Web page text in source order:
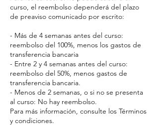
curso, el reembolso dependerá del plazo
de preaviso comunicado por escrito:
- Más de 4 semanas antes del curso:
reembolso del 100%, menos los gastos de
transferencia bancaria
- Entre 2 y 4 semanas antes del curso:
reembolso del 50%, menos gastos de
transferencia bancaria.
- Menos de 2 semanas, o si no se presenta
al curso: No hay reembolso.
Para más información, consulte los Términos
y condiciones.